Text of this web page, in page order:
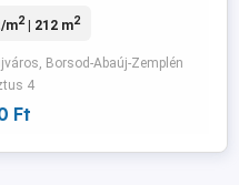
hosszútávra kiadó. Az
teakonyha, raktár,
közlekedő helyiségekből áll
épület, melynek ...
m2| 212 m2
Borsod-Abaúj-Zemplén
4
Ft